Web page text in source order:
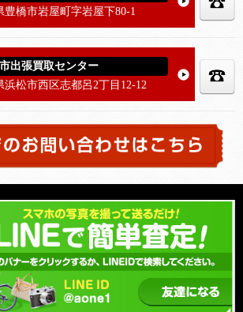
豊橋市岩屋町字岩屋下80-1
出張買取センター
浜松市西区志都呂2丁目12-12